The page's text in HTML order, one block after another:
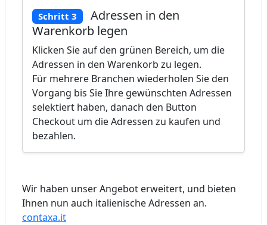
Schritt 3
Adressen in den
Warenkorb legen
Klicken Sie auf den grünen Bereich, um die
Adressen in den Warenkorb zu legen.
Für mehrere Branchen wiederholen Sie den
Vorgang bis Sie Ihre gewünschten Adressen
selektiert haben, danach den Button
Checkout um die Adressen zu kaufen und
bezahlen.
Wir haben unser Angebot erweitert, und bieten
Ihnen nun auch italienische Adressen an.
contaxa.it